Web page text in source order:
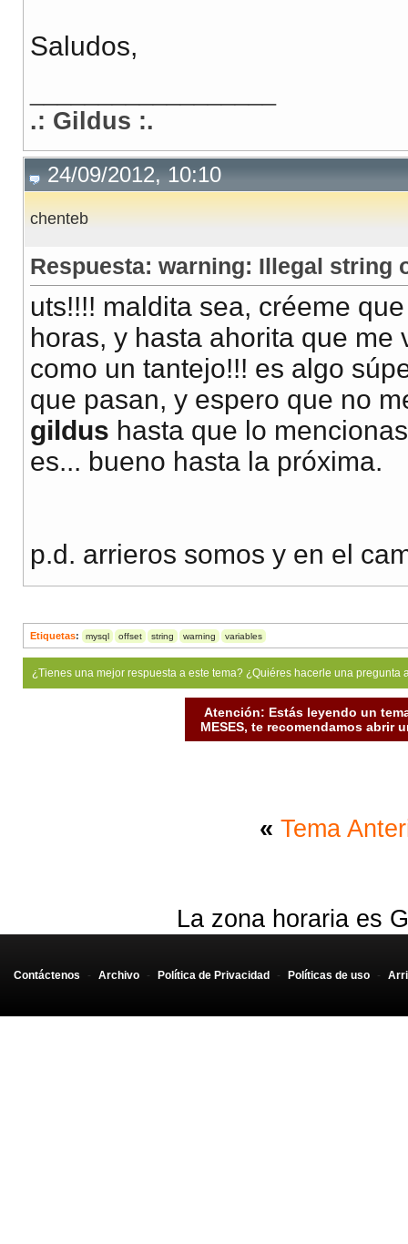
Saludos,
.: Gildus :.
24/09/2012, 10:10
chenteb
Respuesta: warning: Illegal string
uts!!!! maldita sea, créeme
horas, y hasta ahorita que
como un tantejo!!! es algo
que pasan, y espero que no
gildus hasta que lo
es... bueno hasta la próxima.
p.d. arrieros somos y en el
Etiquetas: mysql offset string warning variables
¿Tienes una mejor respuesta a este tema? ¿Quiéres hacerle una
Atención: Estás leyendo un
MESES, te recomendamos abrir
« Tema
La zona horaria es
Contáctenos - Archivo - Política de Privacidad - Políticas de uso -